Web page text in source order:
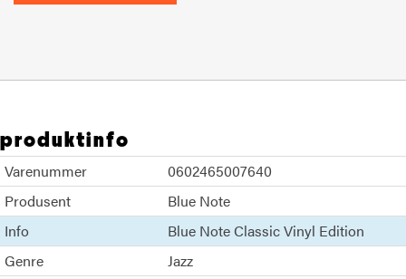
produktinfo
Varenummer
0602465007640
Produsent
Blue Note
Info
Blue Note Classic Vinyl Edition
Genre
Jazz